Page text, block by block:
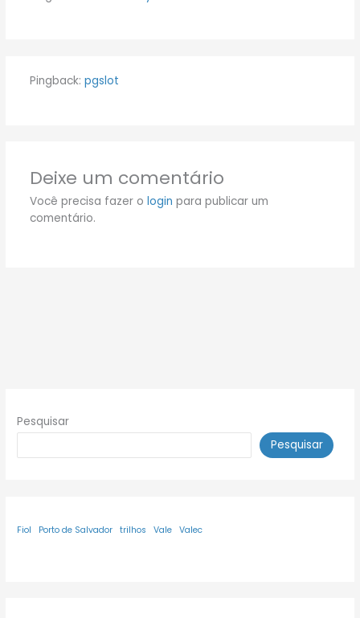
Pingback: pgslot
Deixe um comentário
Você precisa fazer o login para publicar um
comentário.
Pesquisar
Pesquisar
Fiol Porto de Salvador trilhos Vale Valec